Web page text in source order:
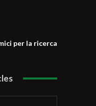
per la ricerca